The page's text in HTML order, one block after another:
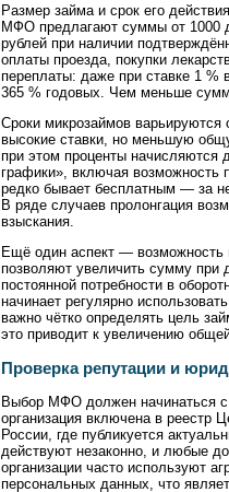
Размер займа и срок его
МФО предлагают суммы от 1000
рублей при наличии
оплаты проезда, покупки
переплаты: даже при ставке 1 %
365 % годовых. Чем меньше
Сроки микрозаймов
высокие ставки, но меньшую
при этом проценты начисляются
графики», включая возможность
редко бывает бесплатным — за
В ряде случаев пролонгация
взыскания.
Ещё один аспект — возможность
позволяют увеличить сумму при
постоянной потребности в
начинает регулярно
важно чётко определять цель
это приводит к увеличению
Проверка репутации и
Выбор МФО должен начинаться с
организация включена в реестр
России, где публикуется
действуют незаконно, и любые
организации часто используют
персональных данных, что